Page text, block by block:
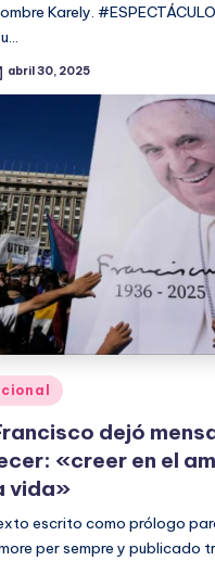
Karely.
abril 30, 2025
dejó
«creer en el
vida»
escrito como prólogo
per sempre y publicado